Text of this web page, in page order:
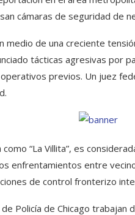
cámaras de seguridad de
medio de una creciente
tácticas agresivas por
previos. Un juez
“La Villita”, es
enfrentamientos entre
de control fronterizo
Policía de Chicago trabajan